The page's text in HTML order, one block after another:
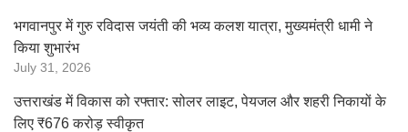
भगवानपुर में गुरु रविदास जयंती की भव्य कलश यात्रा, मुख्यमंत्री धामी ने
किया शुभारंभ
July 31, 2026
उत्तराखंड में विकास को रफ्तार: सोलर लाइट, पेयजल और शहरी निकायों के
लिए ₹676 करोड़ स्वीकृत